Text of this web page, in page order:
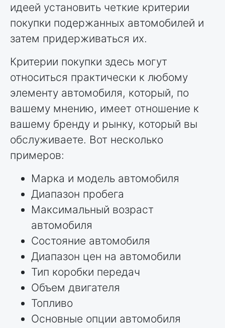
идеей установить четкие критерии
покупки подержанных автомобилей и
затем придерживаться их.
Критерии покупки здесь могут
относиться практически к любому
элементу автомобиля, который, по
вашему мнению, имеет отношение к
вашему бренду и рынку, который вы
обслуживаете. Вот несколько
примеров:
Марка и модель автомобиля
Диапазон пробега
Максимальный возраст
автомобиля
Состояние автомобиля
Диапазон цен на автомобили
Тип коробки передач
Объем двигателя
Топливо
Основные опции автомобиля